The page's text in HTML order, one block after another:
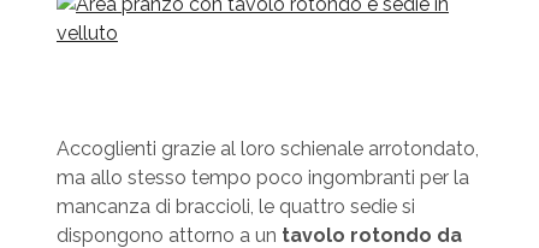
Accoglienti grazie al loro schienale arrotondato,
ma allo stesso tempo poco ingombranti per la
mancanza di braccioli, le quattro sedie si
dispongono attorno a un tavolo rotondo da